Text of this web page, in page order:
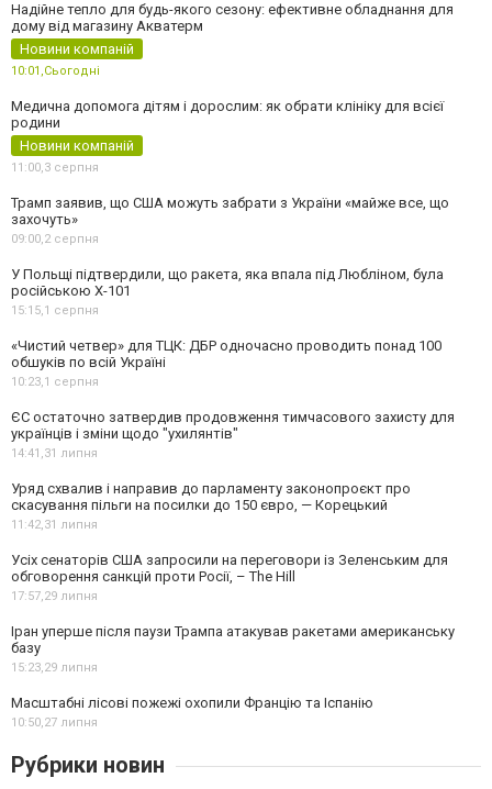
Надійне тепло для будь-якого сезону: ефективне обладнання для
дому від магазину Акватерм
Новини компаній
10:01,Сьогодні
Медична допомога дітям і дорослим: як обрати клініку для всієї
родини
Новини компаній
11:00,3 серпня
Трамп заявив, що США можуть забрати з України «майже все, що
захочуть»
09:00,2 серпня
У Польщі підтвердили, що ракета, яка впала під Любліном, була
російською Х-101
15:15,1 серпня
«Чистий четвер» для ТЦК: ДБР одночасно проводить понад 100
обшуків по всій Україні
10:23,1 серпня
ЄС остаточно затвердив продовження тимчасового захисту для
українців і зміни щодо "ухилянтів"
14:41,31 липня
Уряд схвалив і направив до парламенту законопроєкт про
скасування пільги на посилки до 150 євро, — Корецький
11:42,31 липня
Усіх сенаторів США запросили на переговори із Зеленським для
обговорення санкцій проти Росії, – The Hill
17:57,29 липня
Іран уперше після паузи Трампа атакував ракетами американську
базу
15:23,29 липня
Масштабні лісові пожежі охопили Францію та Іспанію
10:50,27 липня
Рубрики новин